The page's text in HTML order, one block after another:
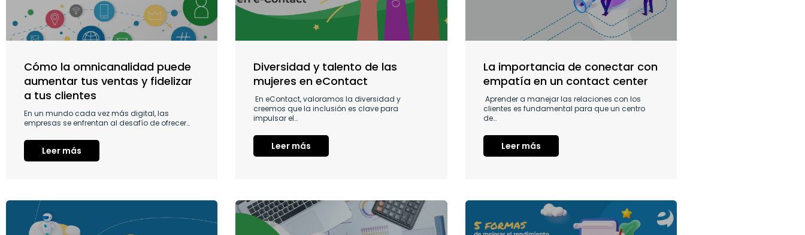
Cómo la omnicanalidad puede
aumentar tus ventas y fidelizar
a tus clientes
En un mundo cada vez más digital, las
empresas se enfrentan al desafío de ofrecer…
Leer más
Diversidad y talento de las
mujeres en eContact
En eContact, valoramos la diversidad y
creemos que la inclusión es clave para
impulsar el…
Leer más
La importancia de conectar con
empatía en un contact center
Aprender a manejar las relaciones con los
clientes es fundamental para que un centro
de…
Leer más